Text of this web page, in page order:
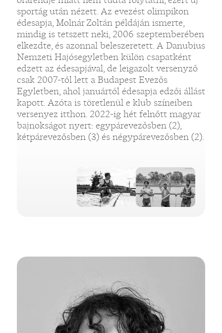
sportág után nézett. Az evezést olimpikon
édesapja, Molnár Zoltán példáján ismerte,
mindig is tetszett neki, 2006 szeptemberében
elkezdte, és azonnal beleszeretett. A Danubius
Nemzeti Hajósegyletben külön csapatként
edzett az édesapjával, de leigazolt versenyző
csak 2007-től lett a Budapest Evezős
Egyletben, ahol januártól édesapja edzői állást
kapott. Azóta is töretlenül e klub színeiben
versenyez itthon. 2022-ig hét felnőtt magyar
bajnokságot nyert: egypárevezősben (2),
kétpárevezősben (3) és négypárevezősben (2).